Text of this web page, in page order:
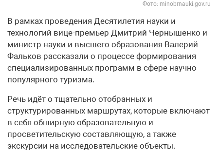
Фото: minobrnauki.gov.ru
В рамках проведения Десятилетия науки и
технологий вице-премьер Дмитрий Чернышенко и
министр науки и высшего образования Валерий
Фальков рассказали о процессе формирования
специализированных программ в сфере научно-
популярного туризма.
Речь идёт о тщательно отобранных и
структурированных маршрутах, которые включают
в себя обширную образовательную и
просветительскую составляющую, а также
экскурсии на исследовательские объекты.